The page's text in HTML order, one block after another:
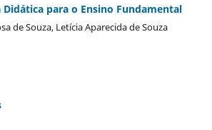
para o Ensino Fundamental
de Souza, Letícia Aparecida de Souza